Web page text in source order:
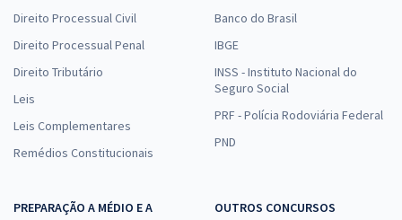
Direito Processual Civil
Direito Processual Penal
Direito Tributário
Leis
Leis Complementares
Remédios Constitucionais
Banco do Brasil
IBGE
INSS - Instituto Nacional do
Seguro Social
PRF - Polícia Rodoviária Federal
PND
PREPARAÇÃO A MÉDIO E A
OUTROS CONCURSOS